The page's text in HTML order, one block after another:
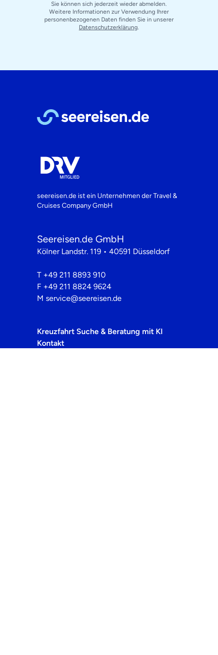
Sie können sich jederzeit wieder abmelden.
Weitere Informationen zur Verwendung Ihrer
personenbezogenen Daten finden Sie in unserer
Datenschutzerklärung.
seereisen.de ist ein Unternehmen derTravel &
Cruises Company GmbH
Seereisen.de GmbH
Kölner Landstr. 119 • 40591 Düsseldorf
T +49 211 8893 910
F +49 211 8824 9624
M service@seereisen.de
Kreuzfahrt Suche & Beratung mit KI
Kontakt